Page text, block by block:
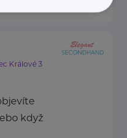
Králové 3
když